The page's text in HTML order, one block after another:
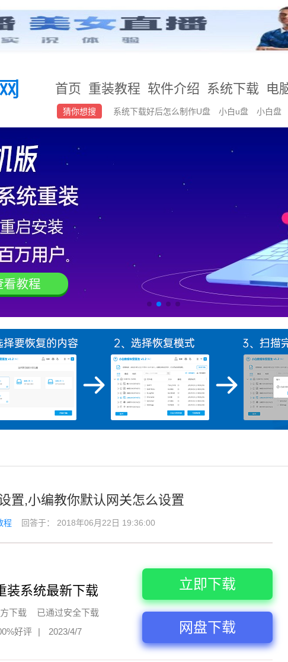
首页 重装教程 软件介绍 系统下载 电
猜你想搜 系统下载好后怎么制作U盘 小白u盘 小白盘
置,小编教你默认网关怎么设置
程 回答于： 2018年06月22日 19:36:00
装系统最新下载
下载
已通过安全下载
好评 | 2023/4/7
立即下载
网盘下载